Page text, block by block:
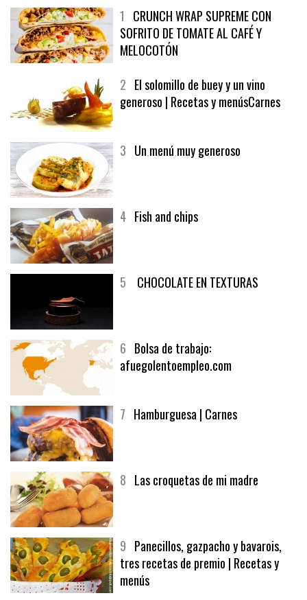
1 CRUNCH WRAP SUPREME CON
SOFRITO DE TOMATE AL CAFÉ Y
MELOCOTÓN
2 El solomillo de buey y un vino
generoso | Recetas y menúsCarnes
3 Un menú muy generoso
4 Fish and chips
5 CHOCOLATE EN TEXTURAS
6 Bolsa de trabajo:
afuegolentoempleo.com
7 Hamburguesa | Carnes
8 Las croquetas de mi madre
9 Panecillos, gazpacho y bavarois,
tres recetas de premio | Recetas y
menús